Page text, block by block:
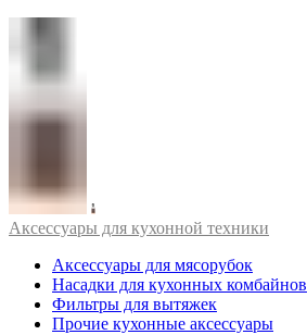
Аксессуары для кухонной техники
Аксессуары для мясорубок
Насадки для кухонных комбайнов
Фильтры для вытяжек
Прочие кухонные аксессуары